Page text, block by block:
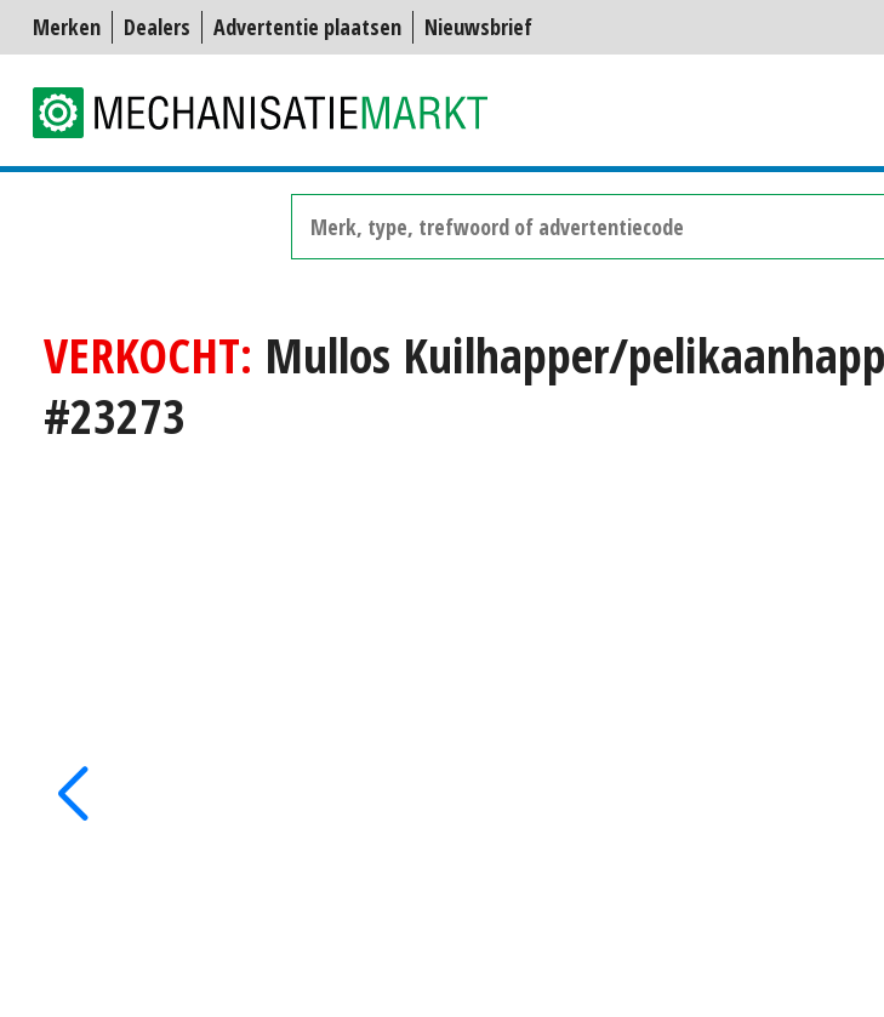
Merken Dealers Advertentie plaatsen Nieuwsbrief
VERKOCHT: Mullos Kuilhapper/
#23273